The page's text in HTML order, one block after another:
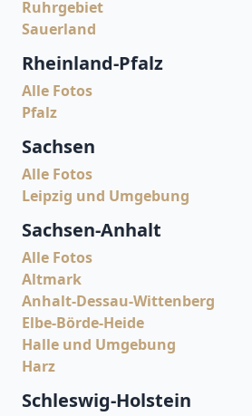
Ruhrgebiet
Sauerland
Rheinland-Pfalz
Alle Fotos
Pfalz
Sachsen
Alle Fotos
Leipzig und Umgebung
Sachsen-Anhalt
Alle Fotos
Altmark
Anhalt-Dessau-Wittenberg
Elbe-Börde-Heide
Halle und Umgebung
Harz
Schleswig-Holstein